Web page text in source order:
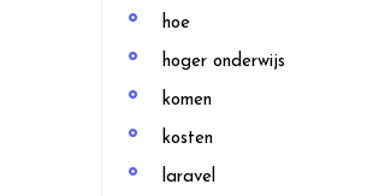
hoe
hoger onderwijs
komen
kosten
laravel